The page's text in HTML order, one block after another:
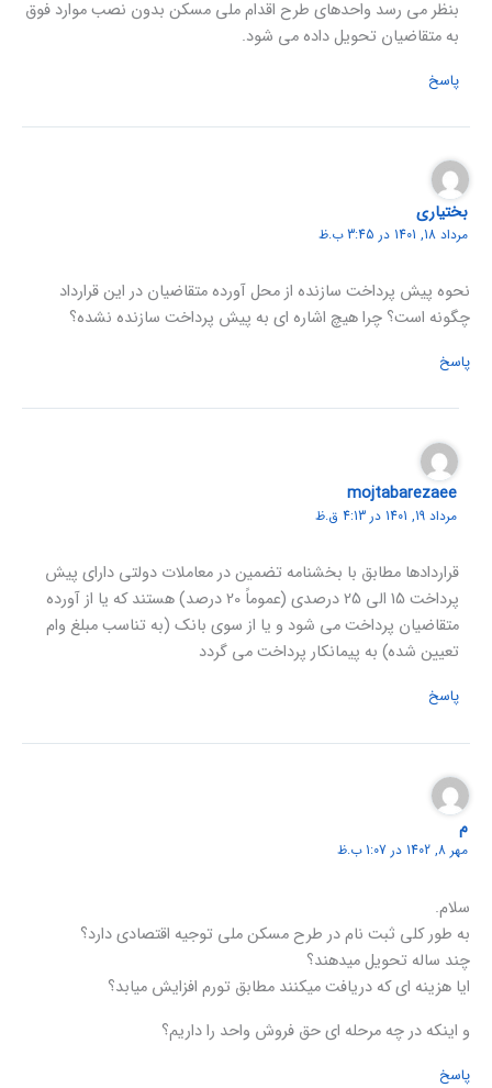
بنظر می رسد واحدهای طرح اقدام ملی مسکن بدون نصب موارد فوق
به متقاضیان تحویل داده می شود.
پاسخ
بختیاری
مرداد 18, 1401 در 3:45 ب.ظ
نحوه پیش پرداخت سازنده از محل آورده متقاضیان در این قرارداد
چگونه است؟ چرا هیچ اشاره ای به پیش پرداخت سازنده نشده؟
پاسخ
mojtabarezaee
مرداد 19, 1401 در 4:13 ق.ظ
قراردادها مطابق با بخشنامه تضمین در معاملات دولتی دارای پیش
پرداخت 15 الی 25 درصدی (عموماً 20 درصد) هستند که یا از آورده
متقاضیان پرداخت می شود و یا از سوی بانک (به تناسب مبلغ وام
تعیین شده) به پیمانکار پرداخت می گردد
پاسخ
م
مهر 8, 1402 در 1:07 ب.ظ
سلام.
به طور کلی ثبت نام در طرح مسکن ملی توجیه اقتصادی دارد؟
چند ساله تحویل میدهند؟
ایا هزینه ای که دریافت میکنند مطابق تورم افزایش میابد؟
و اینکه در چه مرحله ای حق فروش واحد را داریم؟
پاسخ